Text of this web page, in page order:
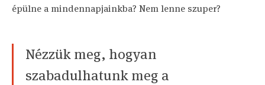
épülne a mindennapjainkba? Nem lenne szuper?
Nézzük meg, hogyan
szabadulhatunk meg a